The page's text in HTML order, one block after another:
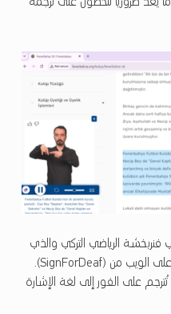
فنربخشة الرياضي التركي والذي
يستخدم البرنامج الإضافي للغة الإشارة على الويب من (SignForDeaf).
تُترجم على الفور إلى لغة الإشارة